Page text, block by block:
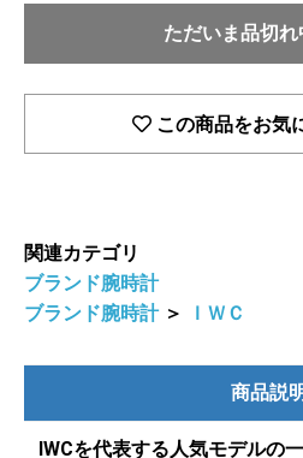
ただいま品切れ
この商品をお気
関連カテゴリ
ブランド腕時計
ブランド腕時計 ＞ ＩＷＣ
商品説
IWCを代表する人気モデルの